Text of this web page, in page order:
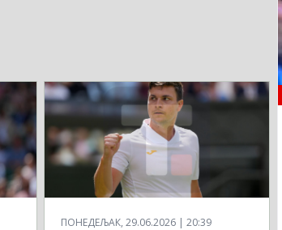
ПОНЕДЕЉАК, 29.06.2026 | 20:39